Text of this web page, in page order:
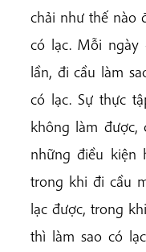
chải như thế nào
có lạc. Mỗi ngày
lần, đi cầu làm
có lạc. Sự thực
không làm được,
những điều kiện
trong khi đi cầu
lạc được, trong
thì làm sao có